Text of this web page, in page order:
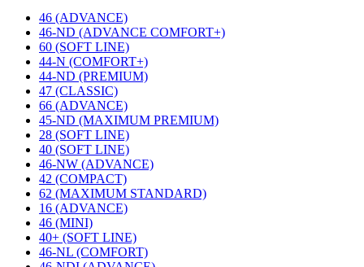
46 (ADVANCE)
46-ND (ADVANCE COMFORT+)
60 (SOFT LINE)
44-N (COMFORT+)
44-ND (PREMIUM)
47 (CLASSIC)
66 (ADVANCE)
45-ND (MAXIMUM PREMIUM)
28 (SOFT LINE)
40 (SOFT LINE)
46-NW (ADVANCE)
42 (COMPACT)
62 (MAXIMUM STANDARD)
16 (ADVANCE)
46 (MINI)
40+ (SOFT LINE)
46-NL (COMFORT)